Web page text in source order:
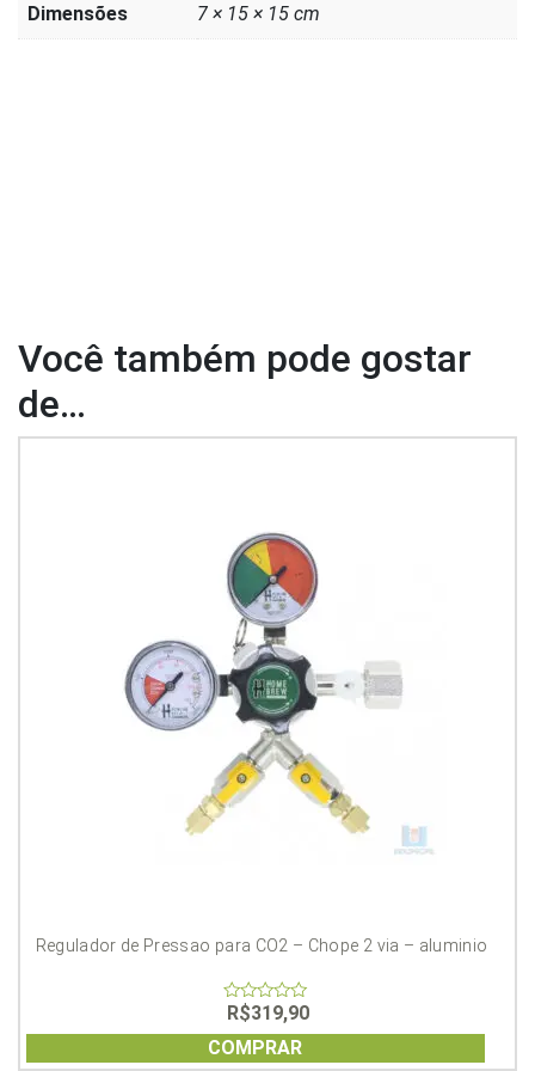
Dimensões 7 × 15 × 15 cm
Você também pode gostar
de…
Regulador de Pressao para CO2 – Chope 2 via – aluminio
0
out
of
5
R$319,90
COMPRAR